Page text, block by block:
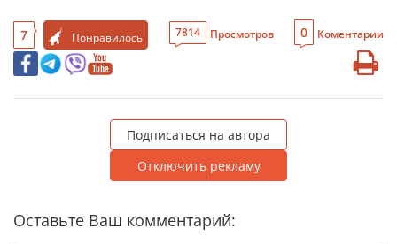
7 Понравилось 7814 Просмотров 0 Коментарии
Подписаться на автора
Отключить рекламу
Оставьте Ваш комментарий: